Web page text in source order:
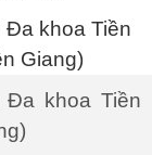
Đa khoa Tiền